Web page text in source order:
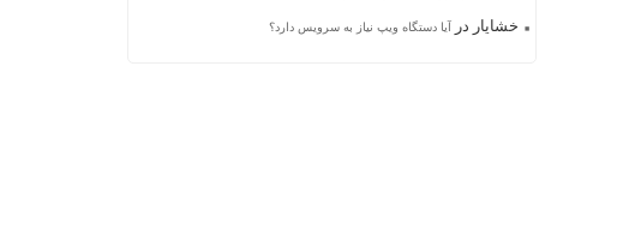
خشایار در آیا دستگاه ویپ نیاز به سرویس دارد؟